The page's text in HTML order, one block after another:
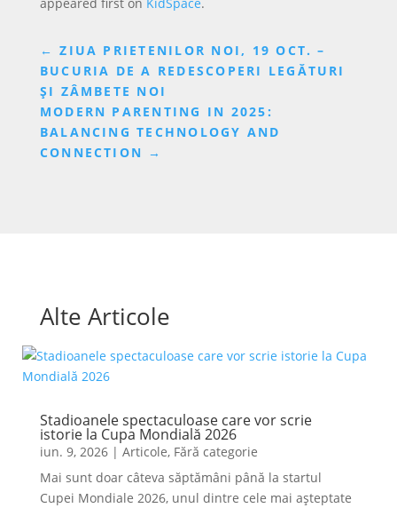
←ZIUA PRIETENILOR NOI, 19 OCT. –
BUCURIA DE A REDESCOPERI LEGĂTURI
ȘI ZÂMBETE NOI
MODERN PARENTING IN 2025:
BALANCING TECHNOLOGY AND
CONNECTION →
Alte Articole
Stadioanele spectaculoase care vor scrie
istorie la Cupa Mondială 2026
iun. 9, 2026| Articole, Fără categorie
Mai sunt doar câteva săptămâni până la startul
Cupei Mondiale 2026, unul dintre cele mai așteptate